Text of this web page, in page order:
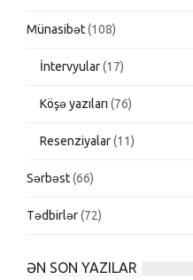
Münasibət(108)
İntervyular(17)
Köşə yazıları (76)
Resenziyalar(11)
Sərbəst(66)
Tədbirlər(72)
ƏN SON YAZILAR